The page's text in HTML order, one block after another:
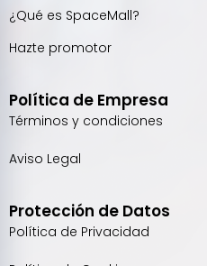
¿Qué es SpaceMall?
Hazte promotor
Política de Empresa
Términos y condiciones
Aviso Legal
Protección de Datos
Política de Privacidad